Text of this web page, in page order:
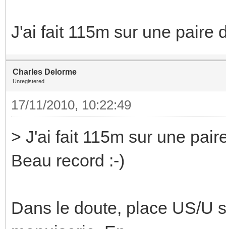
J'ai fait 115m sur une paire
Charles Delorme
Unregistered
17/11/2010, 10:22:49
> J'ai fait 115m sur une
Beau record :-)
Dans le doute, place US/U